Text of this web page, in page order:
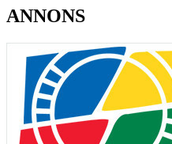
ANNONS